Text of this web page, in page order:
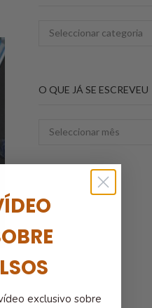
O QUE JÁ SE ESCREVEU
exclusivo sobre